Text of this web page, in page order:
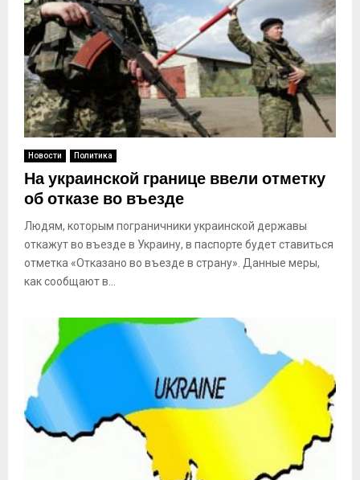
Новости Политика
На украинской границе ввели отметку
об отказе во въезде
Людям, которым пограничники украинской державы
откажут во въезде в Украину, в паспорте будет ставиться
отметка «Отказано во въезде в страну». Данные меры,
как сообщают в...